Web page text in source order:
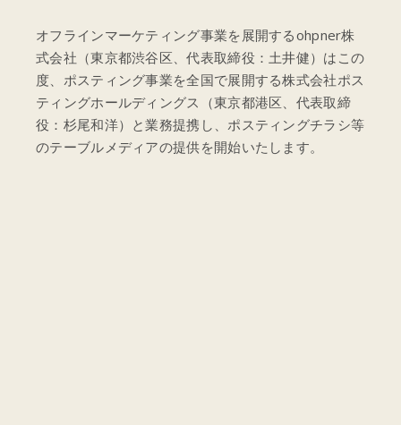
オフラインマーケティング事業を展開するohpner株
式会社（東京都渋谷区、代表取締役：土井健）はこの
度、ポスティング事業を全国で展開する株式会社ポス
ティングホールディングス（東京都港区、代表取締
役：杉尾和洋）と業務提携し、ポスティングチラシ等
のテーブルメディアの提供を開始いたします。